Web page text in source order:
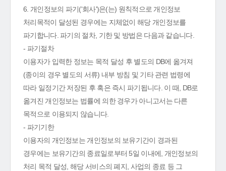
6. 개인정보의 파기('회사')은(는) 원칙적으로 개인정보
처리목적이 달성된 경우에는 지체없이 해당 개인정보를
파기합니다. 파기의 절차, 기한 및 방법은 다음과 같습니다.
- 파기절차
이용자가 입력한 정보는 목적 달성 후 별도의 DB에 옮겨져
(종이의 경우 별도의 서류) 내부 방침 및 기타 관련 법령에
따라 일정기간 저장된 후 혹은 즉시 파기됩니다. 이 때, DB로
옮겨진 개인정보는 법률에 의한 경우가 아니고서는 다른
목적으로 이용되지 않습니다.
- 파기기한
이용자의 개인정보는 개인정보의 보유기간이 경과된
경우에는 보유기간의 종료일로부터 5일 이내에, 개인정보의
처리 목적 달성, 해당 서비스의 폐지, 사업의 종료 등 그